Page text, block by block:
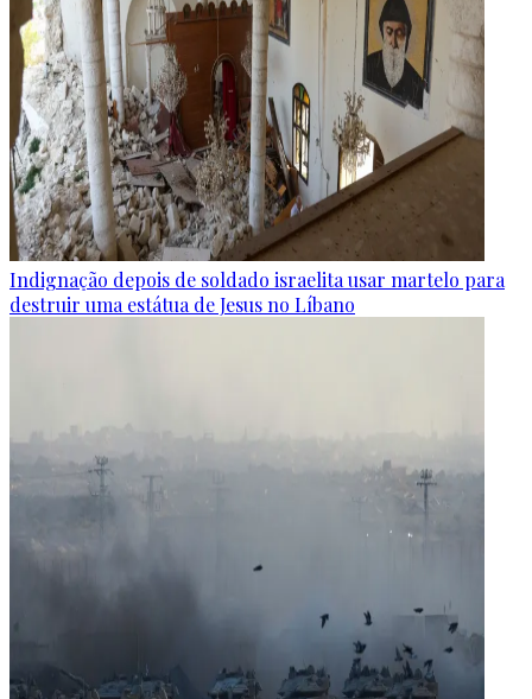
Indignação depois de soldado israelita usar martelo para
destruir uma estátua de Jesus no Líbano